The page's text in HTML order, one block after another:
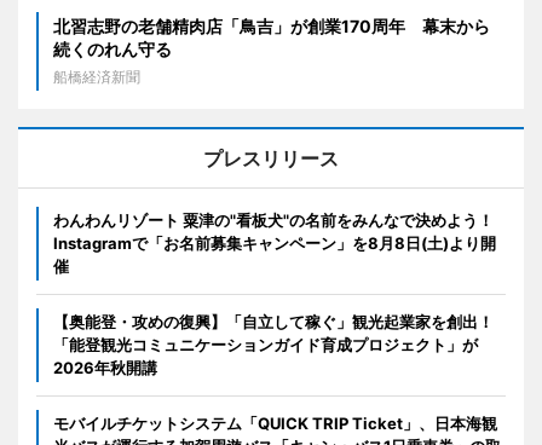
北習志野の老舗精肉店「鳥吉」が創業170周年 幕末から
続くのれん守る
船橋経済新聞
プレスリリース
わんわんリゾート 粟津の"看板犬"の名前をみんなで決めよう！
Instagramで「お名前募集キャンペーン」を8月8日(土)より開
催
【奥能登・攻めの復興】「自立して稼ぐ」観光起業家を創出！
「能登観光コミュニケーションガイド育成プロジェクト」が
2026年秋開講
モバイルチケットシステム「QUICK TRIP Ticket」、日本海観